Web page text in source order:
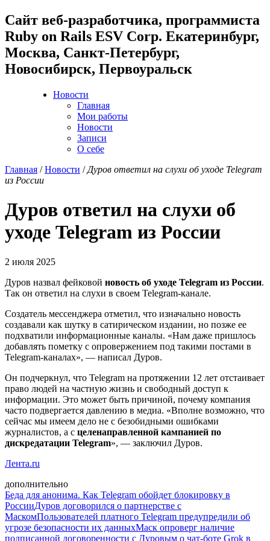
Cайт веб-разработчика, программиста
Ruby on Rails ESV Corp. Екатеринбург,
Москва, Санкт-Петербург,
Новосибирск, Первоуральск
Новости
Главная
Мои работы
Новости
Записи
О себе
Главная /Новости / Дуров ответил на слухи об уходе Telegram
из России
Дуров ответил на слухи об
уходе Telegram из России
2 июля 2025
Дуров назвал фейковой новость об уходе Telegram из России.
Так он ответил на слухи в своем Telegram-канале.
Создатель мессенджера отметил, что изначально новость
создавали как шутку в сатирическом издании, но позже ее
подхватили информационные каналы. «Нам даже пришлось
добавлять пометку с опровержением под такими постами в
Telegram-каналах», — написал Дуров.
Он подчеркнул, что Telegram на протяжении 12 лет отстаивает
право людей на частную жизнь и свободный доступ к
информации. Это может быть причиной, почему компания
часто подвергается давлению в медиа. «Вполне возможно, что
сейчас мы имеем дело не с безобидными ошибками
журналистов, а с целенаправленной кампанией по
дискредатации Telegram», — заключил Дуров.
Лента.ru
дополнительно
Беда для анонима. Как Telegram обойдет блокировку в
РоссииДуров договорился о партнерстве с
МаскомПользователей платного Telegram предупредили об
угрозе безопасности их данныхМаск опроверг наличие
подписанной договоренности с Дуровым о чат-боте Grok в